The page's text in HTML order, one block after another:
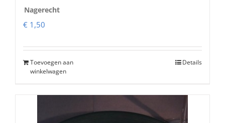
Nagerecht
€ 1,50
Toevoegen aan
winkelwagen
Details